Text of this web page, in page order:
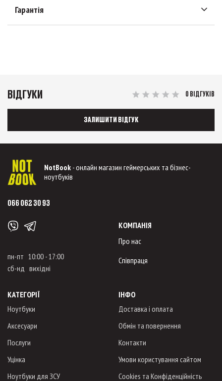
Гарантія
ВІДГУКИ 0 ВІДГУКІВ
ЗАЛИШИТИ ВІДГУК
NotBook - онлайн магазин геймерських та бізнес-
ноутбуків
066 062 30 93
пн-пт 10:00 - 17:00
сб-нд вихідні
КОМПАНІЯ
Про нас
Співпраця
КАТЕГОРІЇ
Ноутбуки
Аксесуари
Послуги
Уцінка
Ноутбуки для ЗСУ
ІНФО
Доставка і оплата
Обмін та повернення
Контакти
Умови користування сайтом
Cookies та Конфіденційність